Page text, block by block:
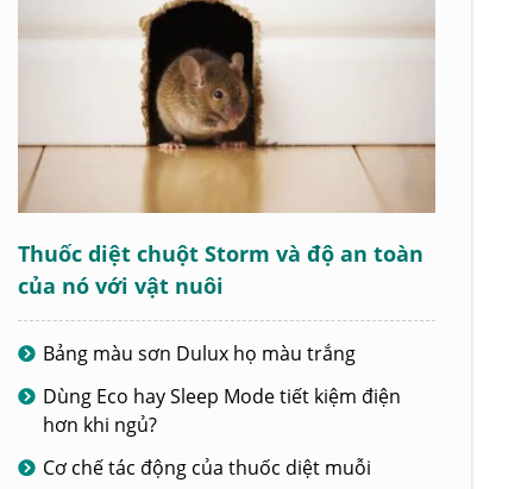
Thuốc diệt chuột Storm và độ an toàn
của nó với vật nuôi
Bảng màu sơn Dulux họ màu trắng
Dùng Eco hay Sleep Mode tiết kiệm điện
hơn khi ngủ?
Cơ chế tác động của thuốc diệt muỗi